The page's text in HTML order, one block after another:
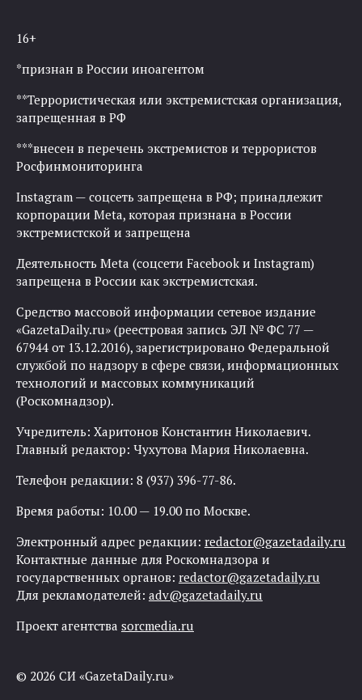
16+
*признан в России иноагентом
**Террористическая или экстремистская организация,
запрещенная в РФ
***внесен в перечень экстремистов и террористов
Росфинмониторинга
Instagram — соцсеть запрещена в РФ; принадлежит
корпорации Meta, которая признана в России
экстремистской и запрещена
Деятельность Meta (соцсети Facebook и Instagram)
запрещена в России как экстремистская.
Средство массовой информации сетевое издание
«GazetaDaily.ru» (реестровая запись ЭЛ № ФС 77 —
67944 от 13.12.2016), зарегистрировано Федеральной
службой по надзору в сфере связи, информационных
технологий и массовых коммуникаций
(Роскомнадзор).
Учредитель: Харитонов Константин Николаевич.
Главный редактор: Чухутова Мария Николаевна.
Телефон редакции: 8 (937) 396-77-86.
Время работы: 10.00 — 19.00 по Москве.
Электронный адрес редакции: redactor@gazetadaily.ru
Контактные данные для Роскомнадзора и
государственных органов: redactor@gazetadaily.ru
Для рекламодателей: adv@gazetadaily.ru
Проект агентства sorcmedia.ru
© 2026 СИ «GazetaDaily.ru»